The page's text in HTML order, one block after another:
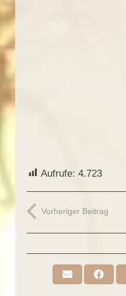
Aufrufe: 4.723
Vorheriger Beitrag